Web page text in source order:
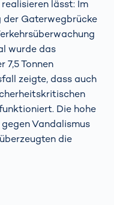
lässt: Im
der Gaterwegbrücke
wurde das
Tonnen
zeigte, dass auch
Die hohe
Vandalismus
die